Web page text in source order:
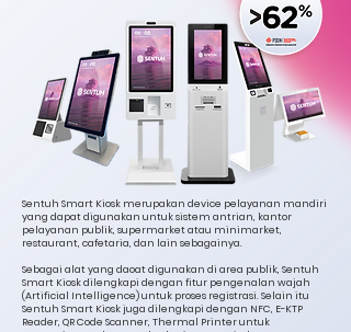
Sentuh Smart Kiosk merupakan device pelayanan mandiri
yang dapat digunakan untuk sistem antrian, kantor
pelayanan publik, supermarket atau minimarket,
restaurant, cafetaria, dan lain sebagainya.
Sebagai alat yang daoat digunakan di area publik, Sentuh
Smart Kiosk dilengkapi dengan fitur pengenalan wajah
(Artificial Intelligence) untuk proses registrasi. Selain itu
Sentuh Smart Kiosk juga dilengkapi dengan NFC, E-KTP
Reader, QR Code Scanner, Thermal Printer untuk